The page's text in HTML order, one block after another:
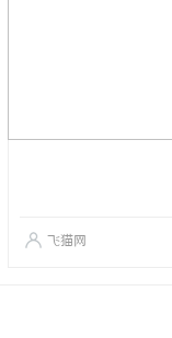
飞猫网